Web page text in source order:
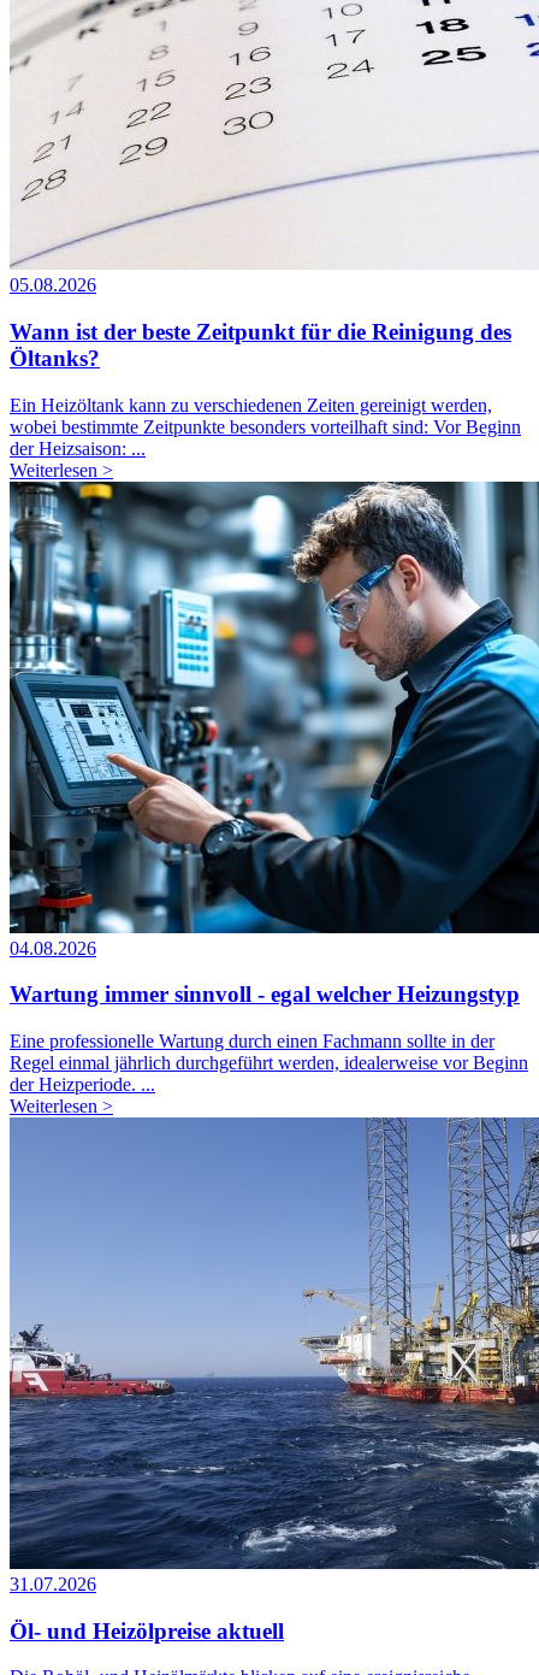
05.08.2026
Wann ist der beste Zeitpunkt für die Reinigung des
Öltanks?
Ein Heizöltank kann zu verschiedenen Zeiten gereinigt werden,
wobei bestimmte Zeitpunkte besonders vorteilhaft sind: Vor Beginn
der Heizsaison: ...
Weiterlesen >
04.08.2026
Wartung immer sinnvoll - egal welcher Heizungstyp
Eine professionelle Wartung durch einen Fachmann sollte in der
Regel einmal jährlich durchgeführt werden, idealerweise vor Beginn
der Heizperiode. ...
Weiterlesen >
31.07.2026
Öl- und Heizölpreise aktuell